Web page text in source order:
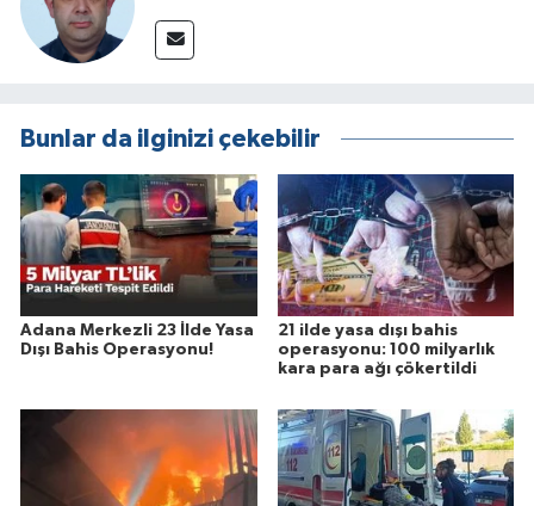
Bunlar da ilginizi çekebilir
Adana Merkezli 23 İlde Yasa
Dışı Bahis Operasyonu!
21 ilde yasa dışı bahis
operasyonu: 100 milyarlık
kara para ağı çökertildi